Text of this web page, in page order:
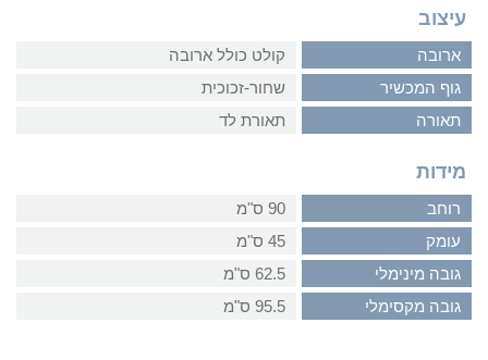
עיצוב
ארובה
קולט כולל ארובה
גוף המכשיר
שחור-זכוכית
תאורה
תאורת לד
מידות
רוחב
90 ס"מ
עומק
45 ס"מ
גובה מינימלי
62.5 ס"מ
גובה מקסימלי
95.5 ס"מ